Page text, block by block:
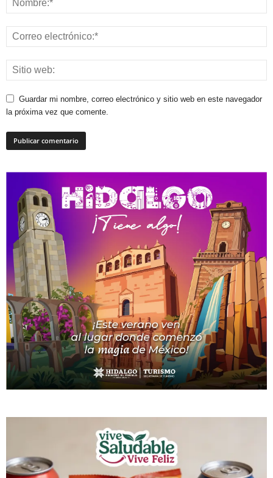
Guardar mi nombre, correo electrónico y sitio web en este navegador
la próxima vez que comente.